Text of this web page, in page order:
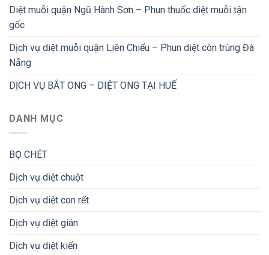
Diệt muỗi quận Ngũ Hành Sơn – Phun thuốc diệt muỗi tận
gốc
Dịch vụ diệt muỗi quận Liên Chiểu – Phun diệt côn trùng Đà
Nẵng
DỊCH VỤ BẮT ONG – DIỆT ONG TẠI HUẾ
DANH MỤC
BỌ CHÉT
Dịch vụ diệt chuột
Dịch vụ diệt con rết
Dịch vụ diệt gián
Dịch vụ diệt kiến